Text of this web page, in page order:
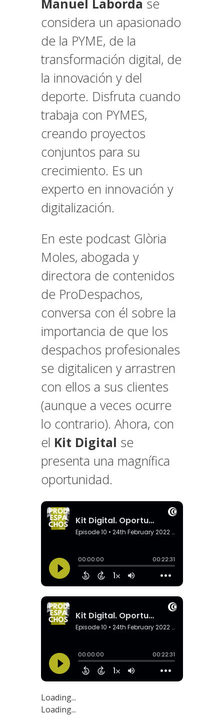
Manuel Laborda se
considera un apasionado
de la PYME, de la
transformación digital, de
la innovación y del
deporte. Disfruta cuando
trabaja con PYMES,
creando proyectos
conjuntos para su
crecimiento. Es un
experto en innovación y
digitalización.
En este podcast Glòria
Moles, abogada y
directora de contenidos
de ProDespachos,
conversa con él sobre la
importancia de que los
despachos profesionales
se digitalicen y arrastren
con ellos a sus clientes
(aunque a veces ocurre
lo contrario). Ahora, con
el Kit Digital se
presenta una magnífica
oportunidad.
Loading...
Loading...